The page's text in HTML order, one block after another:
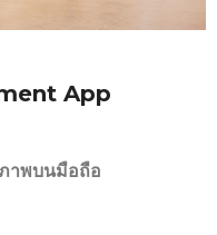
App
าพบนมือถือ